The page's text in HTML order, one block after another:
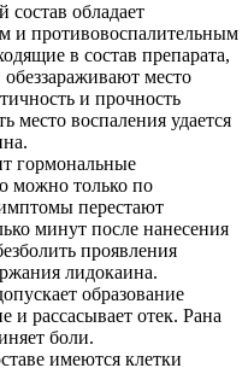
состав обладает
и противовоспалительным
в состав препарата,
место
и прочность
место воспаления удается
гормональные
можно только по
перестают
минут после нанесения
проявления
лидокаина.
образование
и рассасывает отек. Рана
боли.
имеются клетки